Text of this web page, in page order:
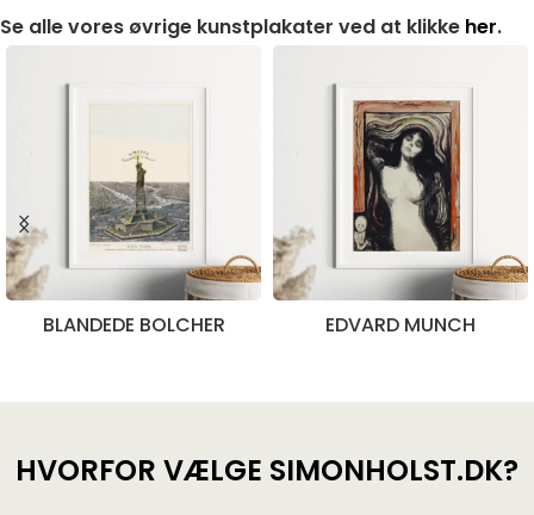
Se alle vores øvrige kunstplakater ved at klikke her.
BLANDEDE BOLCHER EDVARD MUNCH
HVORFOR VÆLGE SIMONHOLST.DK?